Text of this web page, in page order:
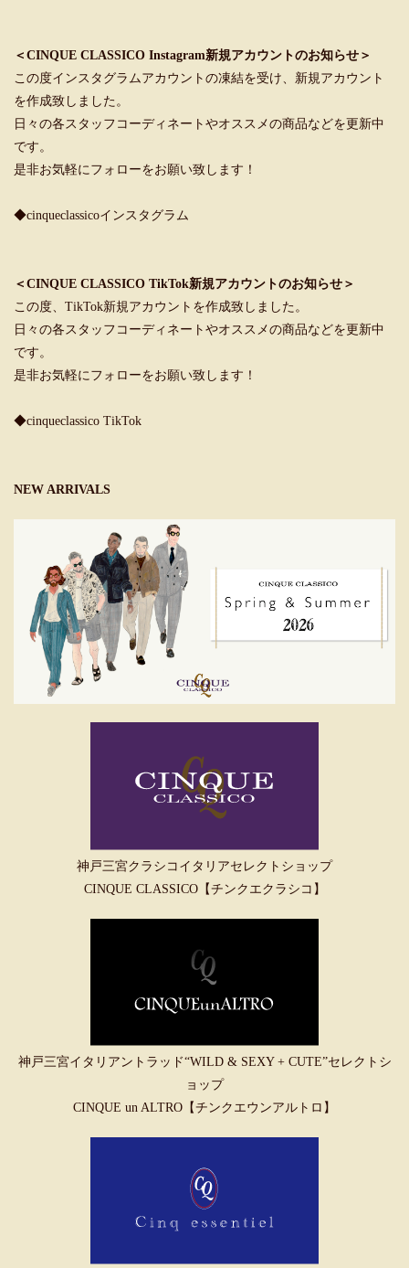
＜CINQUE CLASSICO Instagram新規アカウントのお知らせ＞
この度インスタグラムアカウントの凍結を受け、新規アカウント
を作成致しました。
日々の各スタッフコーディネートやオススメの商品などを更新中
です。
是非お気軽にフォローをお願い致します！
◆cinqueclassicoインスタグラム
＜CINQUE CLASSICO TikTok新規アカウントのお知らせ＞
この度、TikTok新規アカウントを作成致しました。
日々の各スタッフコーディネートやオススメの商品などを更新中
です。
是非お気軽にフォローをお願い致します！
◆cinqueclassico TikTok
NEW ARRIVALS
神戸三宮クラシコイタリアセレクトショップ
CINQUE CLASSICO【チンクエクラシコ】
神戸三宮イタリアントラッド“WILD & SEXY + CUTE”セレクトシ
ョップ
CINQUE un ALTRO【チンクエウンアルトロ】